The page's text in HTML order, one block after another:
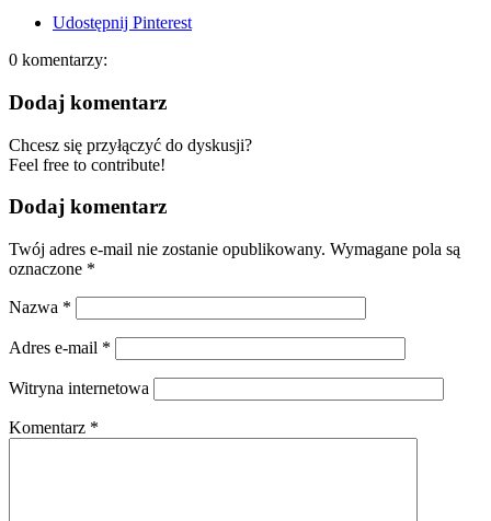
Udostępnij Pinterest
0 komentarzy:
Dodaj komentarz
Chcesz się przyłączyć do dyskusji?
Feel free to contribute!
Dodaj komentarz
Twój adres e-mail nie zostanie opublikowany. Wymagane pola są
oznaczone *
Nazwa *
Adres e-mail *
Witryna internetowa
Komentarz *